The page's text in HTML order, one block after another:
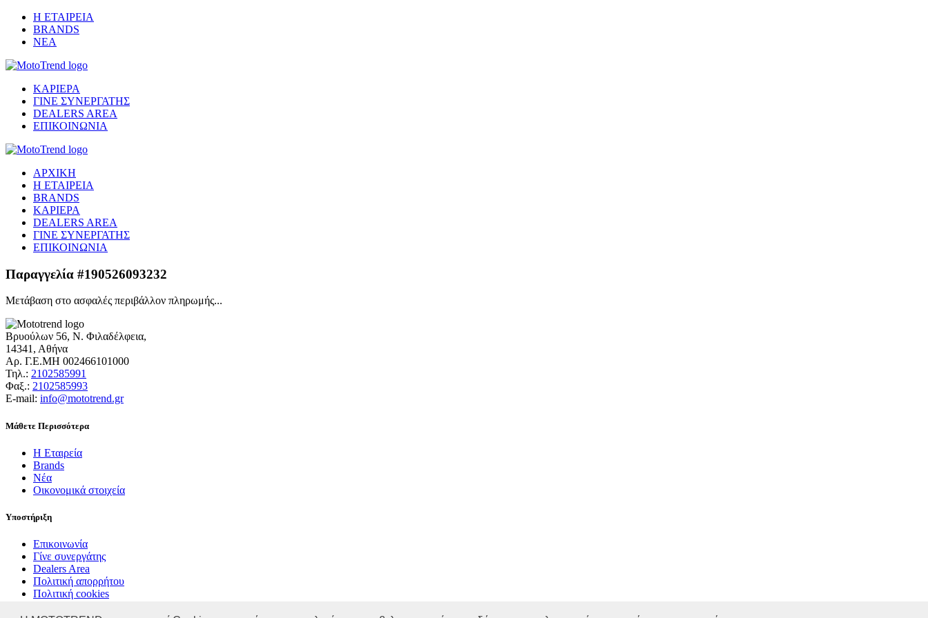
Η ΕΤΑΙΡΕΙΑ
BRANDS
ΝΕΑ
ΚΑΡΙΕΡΑ
ΓΙΝΕ ΣΥΝΕΡΓΑΤΗΣ
DEALERS AREA
ΕΠΙΚΟΙΝΩΝΙΑ
ΑΡΧΙΚΗ
Η ΕΤΑΙΡΕΙΑ
BRANDS
ΚΑΡΙΕΡΑ
DEALERS AREA
ΓΙΝΕ ΣΥΝΕΡΓΑΤΗΣ
ΕΠΙΚΟΙΝΩΝΙΑ
Παραγγελία #190526093232
Μετάβαση στο ασφαλές περιβάλλον πληρωμής...
Βρυούλων 56, Ν. Φιλαδέλφεια,
14341, Αθήνα
Αρ. Γ.Ε.ΜΗ 002466101000
Τηλ.: 2102585991
Φαξ.: 2102585993
Ε-mail: info@mototrend.gr
Μάθετε Περισσότερα
Η Εταιρεία
Brands
Νέα
Οικονομικά στοιχεία
Υποστήριξη
Επικοινωνία
Γίνε συνεργάτης
Dealers Area
Πολιτική απορρήτου
Πολιτική cookies